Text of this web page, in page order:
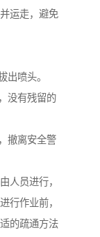
运走，避免
喷头。
没有残留的
撤离安全警
人员进行，
行作业前，
的疏通方法